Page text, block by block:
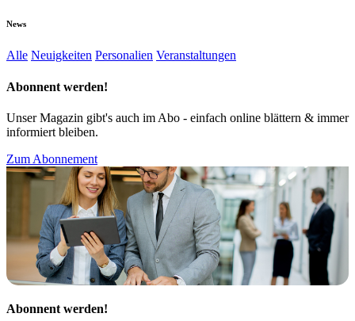
News
Alle Neuigkeiten Personalien Veranstaltungen
Abonnent werden!
Unser Magazin gibt's auch im Abo - einfach online blättern & immer
informiert bleiben.
Zum Abonnement
Abonnent werden!